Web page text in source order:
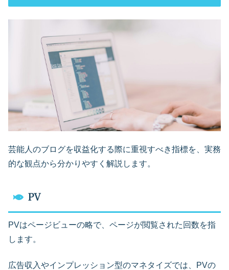
芸能人のブログを収益化する際に重視すべき指標を、実務
的な観点から分かりやすく解説します。
PV
PVはページビューの略で、ページが閲覧された回数を指
します。
広告収入やインプレッション型のマネタイズでは、PVの